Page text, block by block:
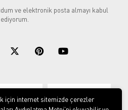
ve elektronik posta almayı kabul
ediyorum.
on the
Store
Download on
Google play
için internet sitemizde çerezler